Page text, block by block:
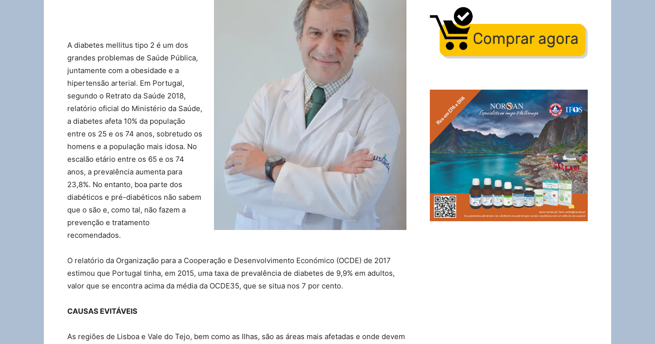
A diabetes mellitus tipo 2 é um dos
grandes problemas de Saúde Pública,
juntamente com a obesidade e a
hipertensão arterial. Em Portugal,
segundo o Retrato da Saúde 2018,
relatório oficial do Ministério da Saúde,
a diabetes afeta 10% da população
entre os 25 e os 74 anos, sobretudo os
homens e a população mais idosa. No
escalão etário entre os 65 e os 74
anos, a prevalência aumenta para
23,8%. No entanto, boa parte dos
diabéticos e pré-diabéticos não sabem
que o são e, como tal, não fazem a
prevenção e tratamento
recomendados.
O relatório da Organização para a Cooperação e Desenvolvimento Económico (OCDE) de 2017
estimou que Portugal tinha, em 2015, uma taxa de prevalência de diabetes de 9,9% em adultos,
valor que se encontra acima da média da OCDE35, que se situa nos 7 por cento.
CAUSAS EVITÁVEIS
As regiões de Lisboa e Vale do Tejo, bem como as Ilhas, são as áreas mais afetadas e onde devem